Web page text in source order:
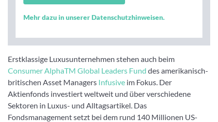
Mehr dazu in unserer Datenschutzhinweisen.
Erstklassige Luxusunternehmen stehen auch beim
Consumer AlphaTM Global Leaders Fund des amerikanisch-
britischen Asset Managers Infusive im Fokus. Der
Aktienfonds investiert weltweit und über verschiedene
Sektoren in Luxus- und Alltagsartikel. Das
Fondsmanagement setzt bei dem rund 140 Millionen US-